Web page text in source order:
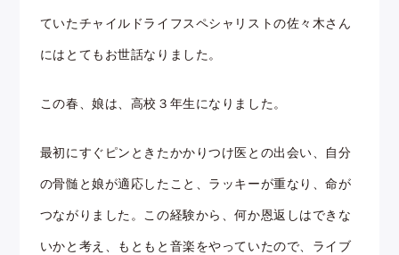
ていたチャイルドライフスペシャリストの佐々木さん
にはとてもお世話なりました。
この春、娘は、高校３年生になりました。
最初にすぐピンときたかかりつけ医との出会い、自分
の骨髄と娘が適応したこと、ラッキーが重なり、命が
つながりました。この経験から、何か恩返しはできな
いかと考え、もともと音楽をやっていたので、ライブ